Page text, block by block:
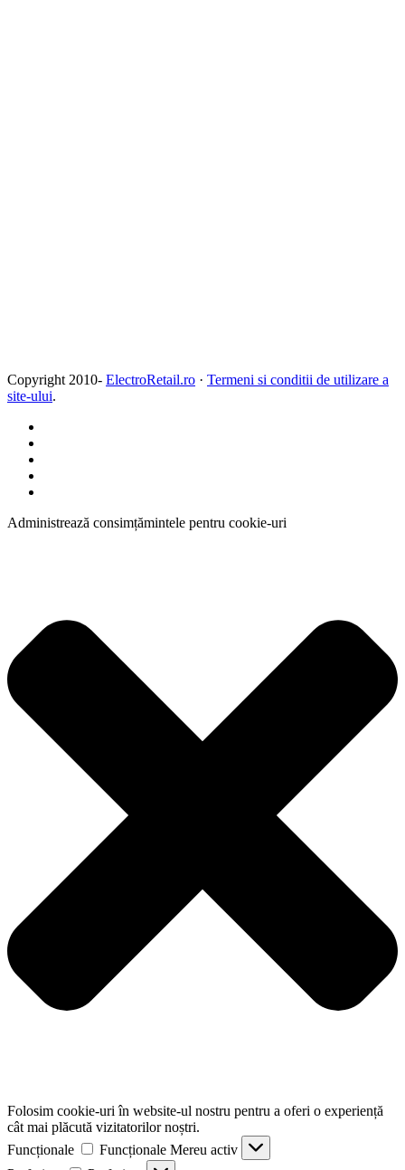
Copyright 2010- ElectroRetail.ro · Termeni si conditii de utilizare a
site-ului.
Administrează consimțămintele pentru cookie-uri
Folosim cookie-uri în website-ul nostru pentru a oferi o experiență
cât mai plăcută vizitatorilor noștri.
Funcționale
Funcționale Mereu activ